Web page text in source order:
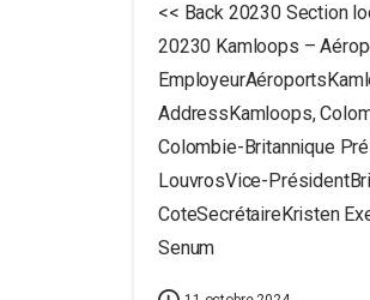
<< Back 20230 Section
20230 Kamloops –
AddressKamloops,
Colombie-Britannique
LouvrosVice-
CoteSecrétaireKristen
Senum